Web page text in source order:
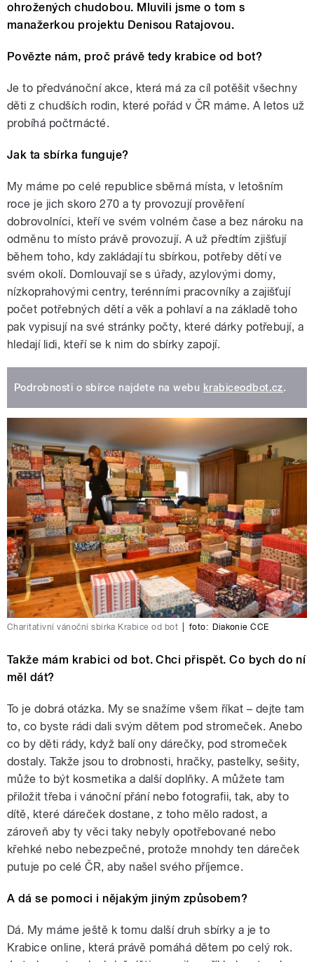
ohrožených chudobou. Mluvili jsme o tom s
manažerkou projektu Denisou Ratajovou.
Povězte nám, proč právě tedy krabice od bot?
Je to předvánoční akce, která má za cíl potěšit všechny
děti z chudších rodin, které pořád v ČR máme. A letos už
probíhá počtrnácté.
Jak ta sbírka funguje?
My máme po celé republice sběrná místa, v letošním
roce je jich skoro 270 a ty provozují prověření
dobrovolníci, kteří ve svém volném čase a bez nároku na
odměnu to místo právě provozují. A už předtím zjišťují
během toho, kdy zakládají tu sbírkou, potřeby dětí ve
svém okolí. Domlouvají se s úřady, azylovými domy,
nízkoprahovými centry, terénními pracovníky a zajišťují
počet potřebných dětí a věk a pohlaví a na základě toho
pak vypisují na své stránky počty, které dárky potřebují, a
hledají lidi, kteří se k nim do sbírky zapojí.
Podrobnosti o sbírce najdete na webu krabiceodbot.cz.
Charitativní vánoční sbírka Krabice od bot foto: Diakonie ČCE
Takže mám krabici od bot. Chci přispět. Co bych do ní
měl dát?
To je dobrá otázka. My se snažíme všem říkat – dejte tam
to, co byste rádi dali svým dětem pod stromeček. Anebo
co by děti rády, když balí ony dárečky, pod stromeček
dostaly. Takže jsou to drobnosti, hračky, pastelky, sešity,
může to být kosmetika a další doplňky. A můžete tam
přiložit třeba i vánoční přání nebo fotografii, tak, aby to
dítě, které dáreček dostane, z toho mělo radost, a
zároveň aby ty věci taky nebyly opotřebované nebo
křehké nebo nebezpečné, protože mnohdy ten dáreček
putuje po celé ČR, aby našel svého příjemce.
A dá se pomoci i nějakým jiným způsobem?
Dá. My máme ještě k tomu další druh sbírky a je to
Krabice online, která právě pomáhá dětem po celý rok.